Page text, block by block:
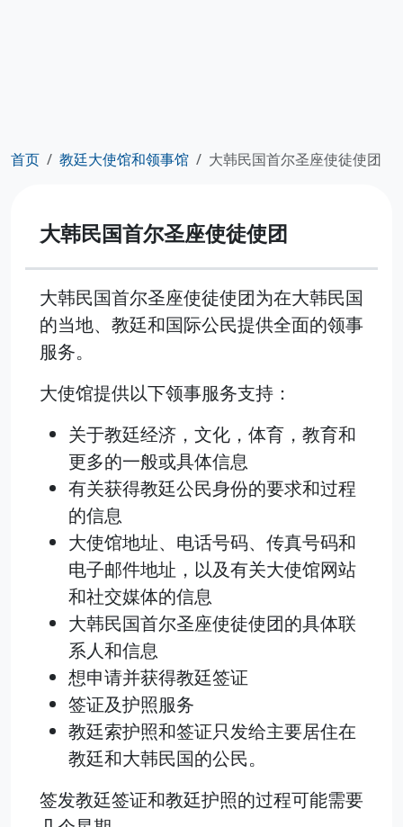
首页 教廷大使馆和领事馆 大韩民国首尔圣座使徒使团
大韩民国首尔圣座使徒使团
大韩民国首尔圣座使徒使团为在大韩民国
的当地、教廷和国际公民提供全面的领事
服务。
大使馆提供以下领事服务支持：
关于教廷经济，文化，体育，教育和
更多的一般或具体信息
有关获得教廷公民身份的要求和过程
的信息
大使馆地址、电话号码、传真号码和
电子邮件地址，以及有关大使馆网站
和社交媒体的信息
大韩民国首尔圣座使徒使团的具体联
系人和信息
想申请并获得教廷签证
签证及护照服务
教廷索护照和签证只发给主要居住在
教廷和大韩民国的公民。
签发教廷签证和教廷护照的过程可能需要